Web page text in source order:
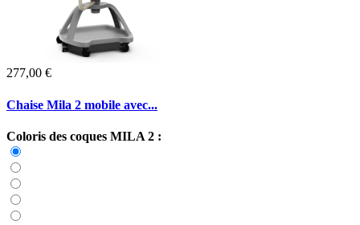
277,00 €
Chaise Mila 2 mobile avec...
Coloris des coques MILA 2 :